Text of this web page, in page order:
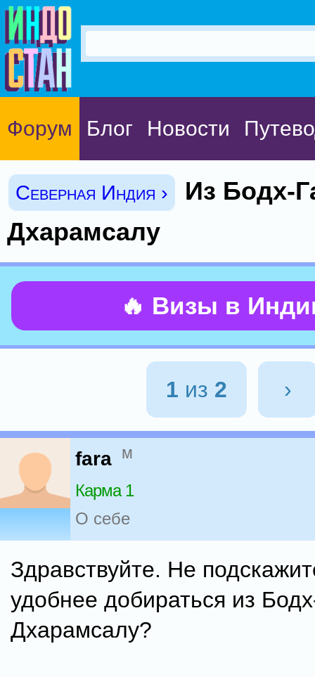
Форум Блог Новости
Северная Индия ›
Из Бодх-
Дхарамсалу
🔥 Визы в
1 из 2 ›
fara м
Карма 1
О себе
Здравствуйте. Не
удобнее добираться из
Дхарамсалу?